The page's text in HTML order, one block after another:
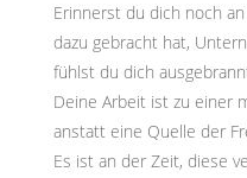
Erinnerst du dich noch
dazu gebracht hat,
fühlst du dich
Deine Arbeit ist zu einer
anstatt eine Quelle der
Es ist an der Zeit, diese